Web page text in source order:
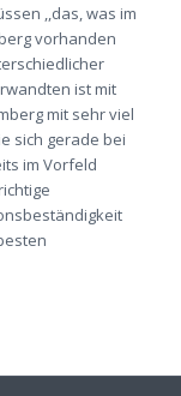
,,das, was im
vorhanden
ist mit
mit sehr viel
sich gerade bei
im Vorfeld